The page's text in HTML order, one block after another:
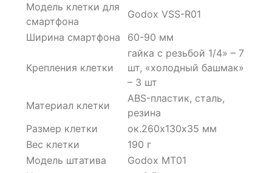
Модель клетки для
смартфона
Godox VSS-R01
Ширина смартфона
60-90 мм
Крепления клетки
гайка с резьбой 1/4» – 7
шт, «холодный башмак»
– 3 шт
Материал клетки
ABS-пластик, сталь,
резина
Размер клетки
ок.260х130х35 мм
Вес клетки
190 г
Модель штатива
Godox MT01